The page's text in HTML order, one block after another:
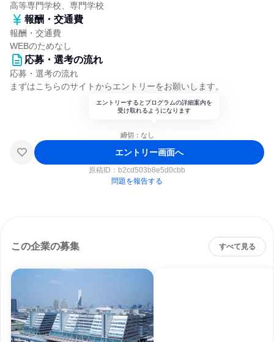
高等専門学校、専門学校
報酬・交通費
報酬・交通費
WEBのためなし
応募・選考の流れ
応募・選考の流れ
まずはこちらのサイトからエントリーをお願いします。
エントリーするとプログラムの詳細案内を
受け取れるようになります
締切：なし
エントリー画面へ
原稿ID： b2cd503b8e5d0cbb
問題を報告する
この企業の募集 すべて見る